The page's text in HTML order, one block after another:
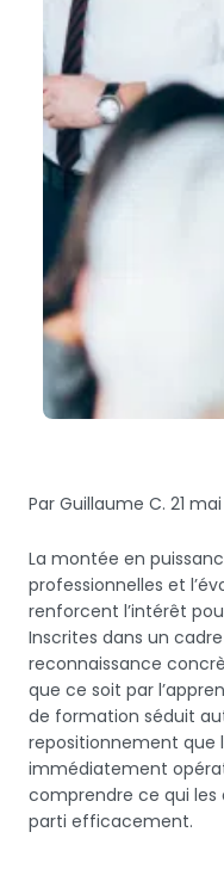
Par Guillaume C. 21
La montée en
professionnelles et
renforcent l’intérêt
Inscrites dans un
reconnaissance
que ce soit par
de formation séduit
repositionnement que
immédiatement
comprendre ce qui
parti efficacement.